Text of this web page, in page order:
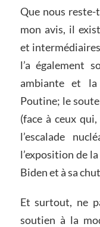
Que nous reste-
mon avis, il
et
l’a également
ambiante et
Poutine; le
(face à ceux
l’escalade
l’exposition de
Biden et à sa
Et surtout, ne
soutien à la